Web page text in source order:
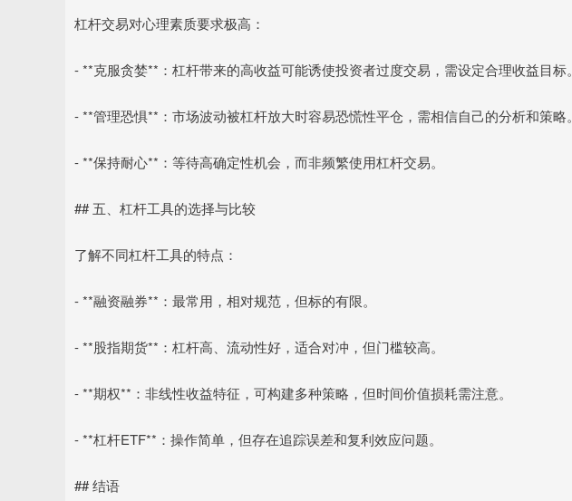
杠杆交易对心理素质要求极高：
- **克服贪婪**：杠杆带来的高收益可能诱使投资者过度交易，需设定合理收益目标。
- **管理恐惧**：市场波动被杠杆放大时容易恐慌性平仓，需相信自己的分析和策略。
- **保持耐心**：等待高确定性机会，而非频繁使用杠杆交易。
## 五、杠杆工具的选择与比较
了解不同杠杆工具的特点：
- **融资融券**：最常用，相对规范，但标的有限。
- **股指期货**：杠杆高、流动性好，适合对冲，但门槛较高。
- **期权**：非线性收益特征，可构建多种策略，但时间价值损耗需注意。
- **杠杆ETF**：操作简单，但存在追踪误差和复利效应问题。
## 结语